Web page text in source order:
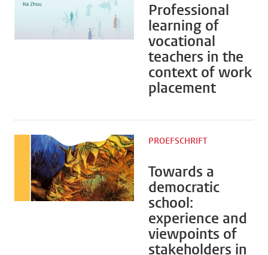
Professional
learning of
vocational
teachers in the
context of work
placement
Towards a
democratic
school:
experience and
viewpoints of
stakeholders in
PROEFSCHRIFT